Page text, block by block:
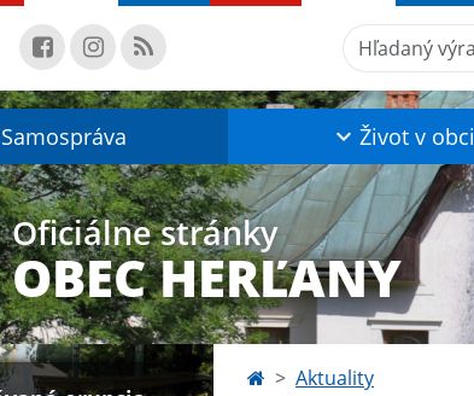
Hľadaný výraz...
Samospráva Život v obci
Oficiálne stránky
OBEC HERĽANY
Aktuality